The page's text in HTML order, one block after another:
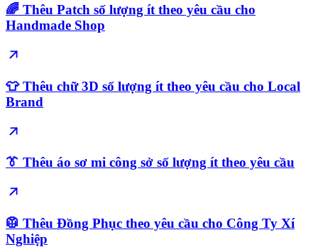
🌈 Thêu Patch số lượng ít theo yêu cầu cho
Handmade Shop
👕 Thêu chữ 3D số lượng ít theo yêu cầu cho Local
Brand
👔 Thêu áo sơ mi công sở số lượng ít theo yêu cầu
🥼 Thêu Đồng Phục theo yêu cầu cho Công Ty Xí
Nghiệp